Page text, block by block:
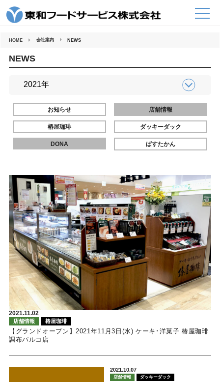
HOME 会社案内 NEWS
NEWS
お知らせ 店舗情報
椿屋珈琲 ダッキーダック
DONA ぱすたかん
2021.11.02
店舗情報 椿屋珈琲
【グランドオープン】2021年11月3日(水) ケーキ･洋菓子 椿屋珈琲
調布パルコ店
2021.10.07
店舗情報 ダッキーダック